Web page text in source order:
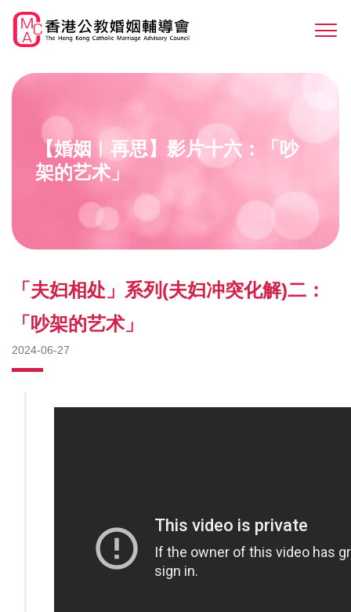
main
【婚姻︳再思】影片十六：「吵
架的艺术」
「夫妇相处」系列(夫妇冲突化解)二：
「吵架的艺术」
2024-06-27